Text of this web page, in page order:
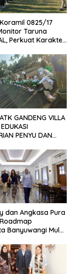
0825/17
Taruna
Perkuat Karakter
GANDENG VILLA
PENYU DAN
BALI
dan Angkasa Pura
Banyuwangi Mulai